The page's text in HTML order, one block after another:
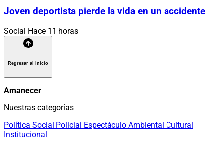
Joven deportista pierde la vida en un accidente
Social Hace 11 horas
Regresar al inicio
Amanecer
Nuestras categorías
Política Social Policial Espectáculo Ambiental Cultural
Institucional